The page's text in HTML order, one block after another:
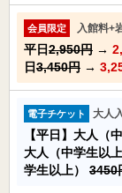
会員限定 入館料+
平日2,950円 →
日3,450円 →
電子チケット 大人
【平日】大人（
大人（中学生以上
学生以上） 3450